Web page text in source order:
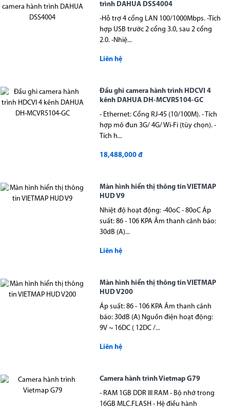
trình DAHUA DSS4004
-Hỗ trợ 4 cổng LAN 100/1000Mbps. -Tích
hợp USB trước 2 cổng 3.0, sau 2 cổng
2.0. -Nhiệ...
Liên hệ
Đầu ghi camera hành trình HDCVI 4
kênh DAHUA DH-MCVR5104-GC
- Ethernet: Cổng RJ-45 (10/100M). - Tích
hợp mô đun 3G/ 4G/ Wi-Fi (tùy chọn). -
Tích h...
18,488,000 đ
Màn hình hiển thị thông tin VIETMAP
HUD V9
Nhiệt độ hoạt động: -40oC - 80oC Áp
suất: 86 - 106 KPA Âm thanh cảnh báo:
30dB (A)...
Liên hệ
Màn hình hiển thị thông tin VIETMAP
HUD V200
Áp suất: 86 - 106 KPA Âm thanh cảnh
báo: 30dB (A) Nguồn điện hoạt động:
9V ~ 16DC ( 12DC /...
Liên hệ
Camera hành trình Vietmap G79
- RAM 1GB DDR III RAM - Bộ nhớ trong
16GB MLC.FLASH - Hệ điều hành